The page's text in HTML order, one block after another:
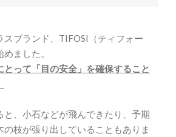
スブランド、TIFOSI（ティフォー
ました。
とって「目の安全」を確保すること
と、小石などが飛んできたり、予期
枝が張り出していることもありま